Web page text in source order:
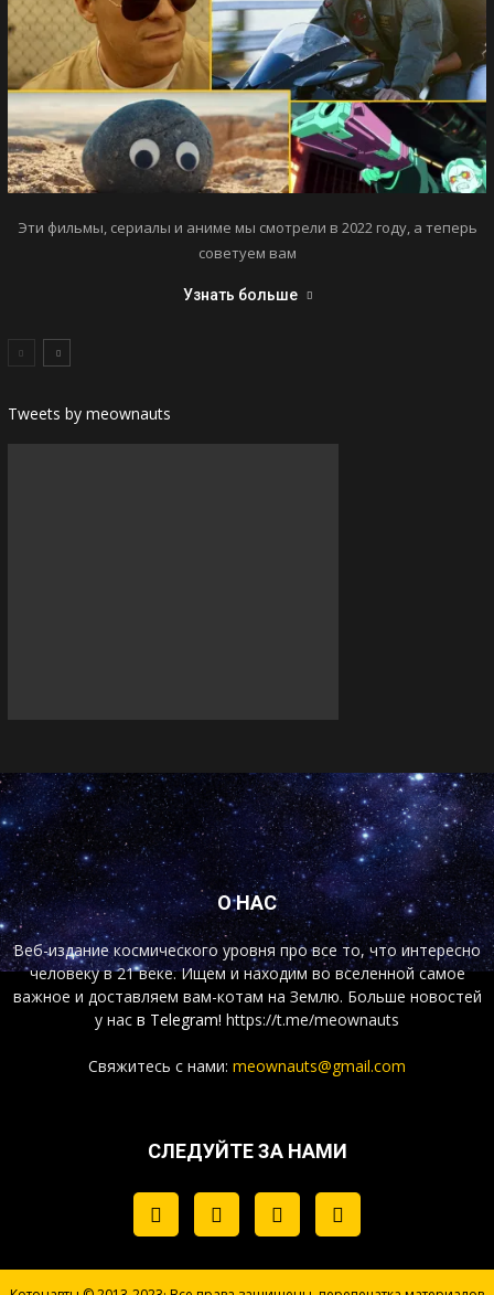
Эти фильмы, сериалы и аниме мы смотрели в 2022 году, а теперь
советуем вам
Узнать больше
Tweets by meownauts
О НАС
Веб-издание космического уровня про все то, что интересно
человеку в 21 веке. Ищем и находим во вселенной самое
важное и доставляем вам-котам на Землю. Больше новостей
у нас в Telegram! https://t.me/meownauts
Свяжитесь с нами: meownauts@gmail.com
СЛЕДУЙТЕ ЗА НАМИ